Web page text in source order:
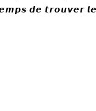
𝙙𝙚 𝙩𝙧𝙤𝙪𝙫𝙚𝙧 𝙡𝙚